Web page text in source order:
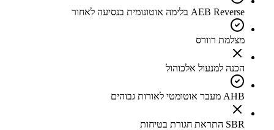
AEB Reverse בלימה אוטונומית בנסיעה לאחור
מצלמת רוורס
הכנה למנעול אלכוהול
AHB מעבר אוטומטי לאורות גבוהים
SBR התראת חגורת בטיחות